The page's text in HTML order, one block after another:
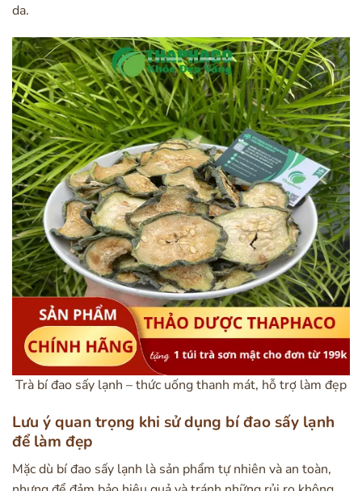
da.
Trà bí đao sấy lạnh – thức uống thanh mát, hỗ trợ làm đẹp
Lưu ý quan trọng khi sử dụng bí đao sấy lạnh
để làm đẹp
Mặc dù bí đao sấy lạnh là sản phẩm tự nhiên và an toàn,